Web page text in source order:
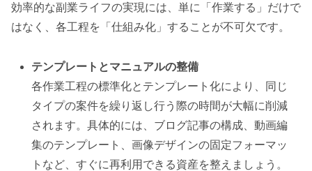
効率的な副業ライフの実現には、単に「作業する」だけで
はなく、各工程を「仕組み化」することが不可欠です。
テンプレートとマニュアルの整備
各作業工程の標準化とテンプレート化により、同じ
タイプの案件を繰り返し行う際の時間が大幅に削減
されます。具体的には、ブログ記事の構成、動画編
集のテンプレート、画像デザインの固定フォーマッ
トなど、すぐに再利用できる資産を整えましょう。